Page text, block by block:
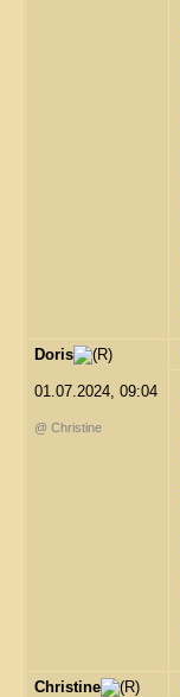
Doris
01.07.2024, 09:04
@ Christine
Christine